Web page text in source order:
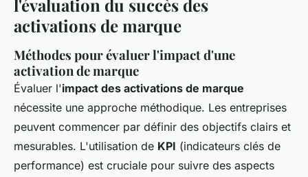
l'évaluation du succès des
activations de marque
Méthodes pour évaluer l'impact d'une
activation de marque
Évaluer l'impact des activations de marque
nécessite une approche méthodique. Les entreprises
peuvent commencer par définir des objectifs clairs et
mesurables. L'utilisation de KPI (indicateurs clés de
performance) est cruciale pour suivre des aspects